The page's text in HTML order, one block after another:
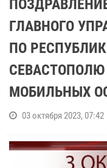
ГЛАВНОГО
ПО
МОБИЛЬНЫХ
03 октября 2023, 07:42